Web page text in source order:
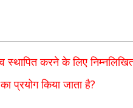
स्थापित करने के लिए
प्रयोग किया जाता है?